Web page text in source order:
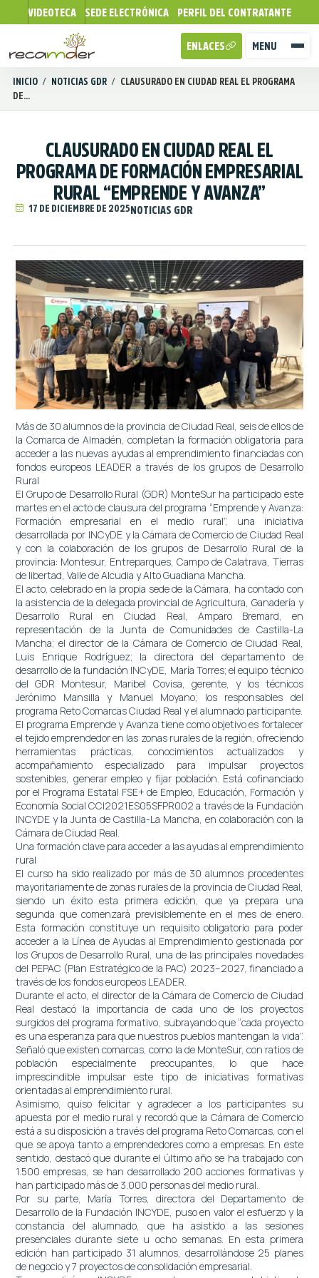
VIDEOTECA SEDE ELECTRÓNICA PERFIL DEL CONTRATANTE
MENU
ENLACES
INICIO / NOTICIAS GDR / CLAUSURADO EN CIUDAD REAL EL PROGRAMA
DE...
CLAUSURADO EN CIUDAD REAL EL
PROGRAMA DE FORMACIÓN EMPRESARIAL
RURAL “EMPRENDE Y AVANZA”
17 DE DICIEMBRE DE 2025NOTICIAS GDR
Más de 30 alumnos de la provincia de Ciudad Real, seis de ellos de
la Comarca de Almadén, completan la formación obligatoria para
acceder a las nuevas ayudas al emprendimiento financiadas con
fondos europeos LEADER a través de los grupos de Desarrollo
Rural
El Grupo de Desarrollo Rural (GDR) MonteSur ha participado este
martes en el acto de clausura del programa “Emprende y Avanza:
Formación empresarial en el medio rural”, una iniciativa
desarrollada por INCyDE y la Cámara de Comercio de Ciudad Real
y con la colaboración de los grupos de Desarrollo Rural de la
provincia: Montesur, Entreparques, Campo de Calatrava, Tierras
de libertad, Valle de Alcudia y Alto Guadiana Mancha.
El acto, celebrado en la propia sede de la Cámara, ha contado con
la asistencia de la delegada provincial de Agricultura, Ganadería y
Desarrollo Rural en Ciudad Real, Amparo Bremard, en
representación de la Junta de Comunidades de Castilla-La
Mancha; el director de la Cámara de Comercio de Ciudad Real,
Luis Enrique Rodríguez; la directora del departamento de
desarrollo de la fundación INCyDE, María Torres; el equipo técnico
del GDR Montesur, Maribel Covisa, gerente, y los técnicos
Jerónimo Mansilla y Manuel Moyano; los responsables del
programa Reto Comarcas Ciudad Real y el alumnado participante.
El programa Emprende y Avanza tiene como objetivo es fortalecer
el tejido emprendedor en las zonas rurales de la región, ofreciendo
herramientas prácticas, conocimientos actualizados y
acompañamiento especializado para impulsar proyectos
sostenibles, generar empleo y fijar población. Está cofinanciado
por el Programa Estatal FSE+ de Empleo, Educación, Formación y
Economía Social CCI2021ES05SFPR002 a través de la Fundación
INCYDE y la Junta de Castilla-La Mancha, en colaboración con la
Cámara de Ciudad Real.
Una formación clave para acceder a las ayudas al emprendimiento
rural
El curso ha sido realizado por más de 30 alumnos procedentes
mayoritariamente de zonas rurales de la provincia de Ciudad Real,
siendo un éxito esta primera edición, que ya prepara una
segunda que comenzará previsiblemente en el mes de enero.
Esta formación constituye un requisito obligatorio para poder
acceder a la Línea de Ayudas al Emprendimiento gestionada por
los Grupos de Desarrollo Rural, una de las principales novedades
del PEPAC (Plan Estratégico de la PAC) 2023–2027, financiado a
través de los fondos europeos LEADER.
Durante el acto, el director de la Cámara de Comercio de Ciudad
Real destacó la importancia de cada uno de los proyectos
surgidos del programa formativo, subrayando que “cada proyecto
es una esperanza para que nuestros pueblos mantengan la vida”.
Señaló que existen comarcas, como la de MonteSur, con ratios de
población especialmente preocupantes, lo que hace
imprescindible impulsar este tipo de iniciativas formativas
orientadas al emprendimiento rural.
Asimismo, quiso felicitar y agradecer a los participantes su
apuesta por el medio rural y recordó que la Cámara de Comercio
está a su disposición a través del programa Reto Comarcas, con el
que se apoya tanto a emprendedores como a empresas. En este
sentido, destacó que durante el último año se ha trabajado con
1.500 empresas, se han desarrollado 200 acciones formativas y
han participado más de 3.000 personas del medio rural.
Por su parte, María Torres, directora del Departamento de
Desarrollo de la Fundación INCYDE, puso en valor el esfuerzo y la
constancia del alumnado, que ha asistido a las sesiones
presenciales durante siete u ocho semanas. En esta primera
edición han participado 31 alumnos, desarrollándose 25 planes
de negocio y 7 proyectos de consolidación empresarial.